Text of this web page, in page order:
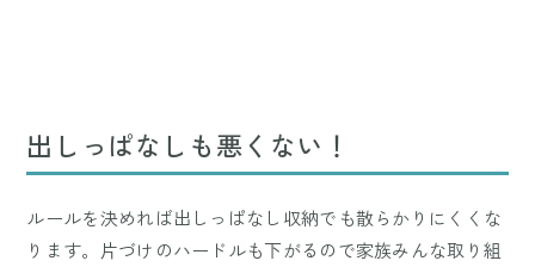
出しっぱなしも悪くない！
ルールを決めれば出しっぱなし収納でも散らかりにくくな
ります。片づけのハードルも下がるので家族みんな取り組